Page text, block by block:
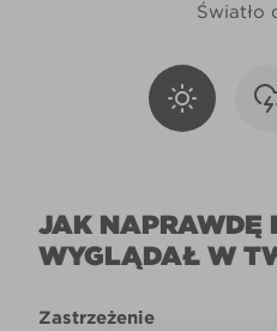
Światło
JAK NAPRAWDĘ
WYGLĄDAŁ W
Zastrzeżenie